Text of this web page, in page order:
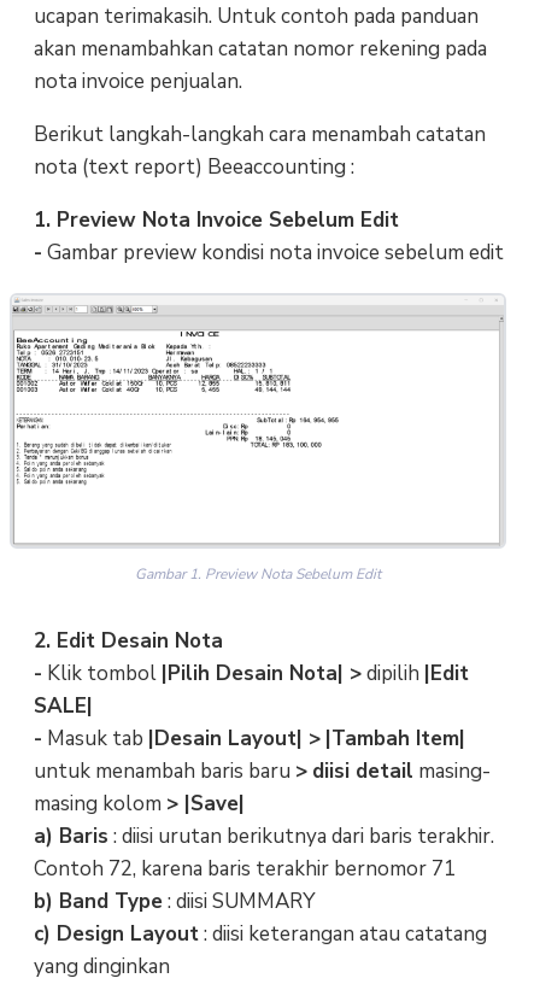
ucapan terimakasih. Untuk contoh pada panduan
akan menambahkan catatan nomor rekening pada
nota invoice penjualan.
Berikut langkah-langkah cara menambah catatan
nota (text report) Beeaccounting :
1. Preview Nota Invoice Sebelum Edit
- Gambar preview kondisi nota invoice sebelum edit
Gambar 1. Preview Nota Sebelum Edit
2. Edit Desain Nota
- Klik tombol |Pilih Desain Nota| >dipilih |Edit
SALE|
- Masuk tab |Desain Layout| > |Tambah Item|
untuk menambah baris baru > diisi detail masing-
masing kolom > |Save|
a) Baris : diisi urutan berikutnya dari baris terakhir.
Contoh 72, karena baris terakhir bernomor 71
b) Band Type: diisi SUMMARY
c) Design Layout: diisi keterangan atau catatang
yang dinginkan